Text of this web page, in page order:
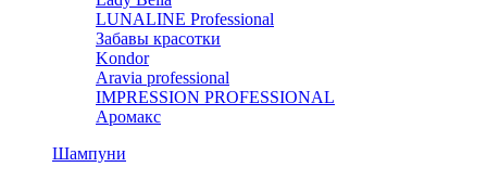
LUNALINE Professional
Забавы красотки
Kondor
Aravia professional
IMPRESSION PROFESSIONAL
Аромакс
Шампуни